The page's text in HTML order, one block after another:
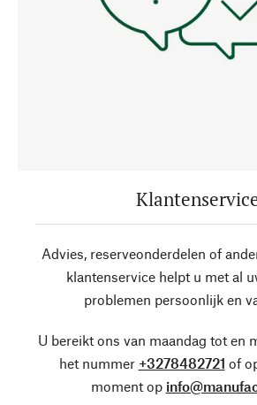
Advies, reserveonderdelen of
klantenservice helpt u met al
problemen persoonlijk en
U bereikt ons van maandag tot en
het nummer +3278482721 of
moment op